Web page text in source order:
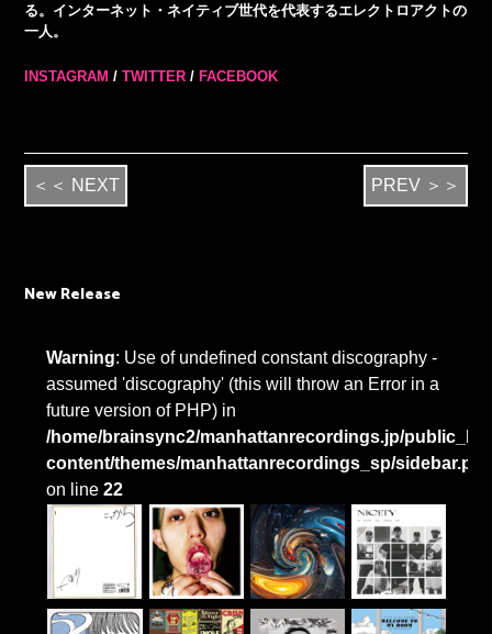
る。インターネット・ネイティブ世代を代表するエレクトロアクトの
一人。
INSTAGRAM /TWITTER /FACEBOOK
＜＜ NEXT PREV ＞＞
New Release
Warning: Use of undefined constant discography -
assumed 'discography' (this will throw an Error in a
future version of PHP) in
/home/brainsync2/manhattanrecordings.jp/
content/themes/manhattanrecordings_sp/
on line22